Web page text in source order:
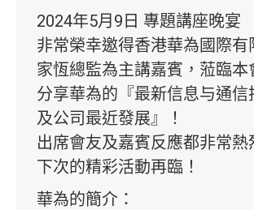
2024年5月9日 專題講座晚宴
非常榮幸邀得香港華為國際有
家恆總監為主講嘉賓，蒞臨本
分享華為的『最新信息与通信
及公司最近發展』！
出席會友及嘉賓反應都非常熱
下次的精彩活動再臨！
華為的簡介：